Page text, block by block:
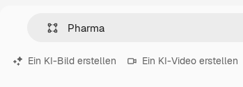
Ein KI-Bild erstellen Ein KI-Video erstellen